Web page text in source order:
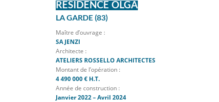
RESIDENCE OLGA
LA GARDE (83)
Maître d’ouvrage :
SA JENZI
Architecte :
ATELIERS ROSSELLO ARCHITECTES
Montant de l’opération :
4 490 000 € H.T.
Année de construction :
Janvier 2022 – Avril 2024